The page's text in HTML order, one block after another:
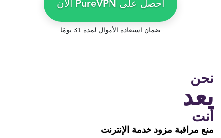
احصل على PureVPN الآن
ضمان استعادة الأموال لمدة 31 يومًا
نحن
يعد
أنت
منع مراقبة مزود خدمة الإنترنت